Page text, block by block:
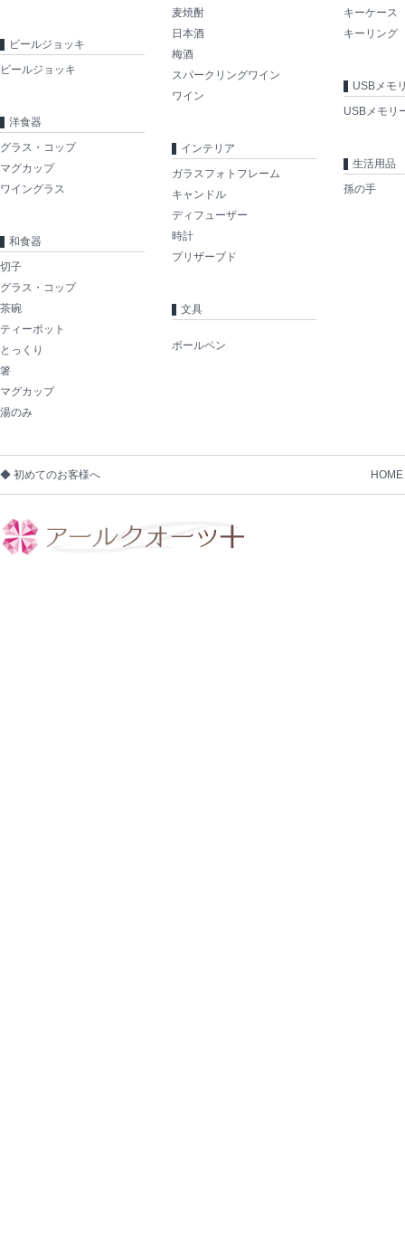
ビールジョッキ
ビールジョッキ
洋食器
グラス・コップ
マグカップ
ワイングラス
和食器
切子
グラス・コップ
茶碗
ティーポット
とっくり
箸
マグカップ
湯のみ
麦焼酎
日本酒
梅酒
スパークリングワイン
ワイン
インテリア
ガラスフォトフレーム
キャンドル
ディフューザー
時計
プリザーブド
文具
ボールペン
キーケース
キーリング
USBメモ
USBメモリ
生活用品
孫の手
◆ 初めてのお客様へ HOME